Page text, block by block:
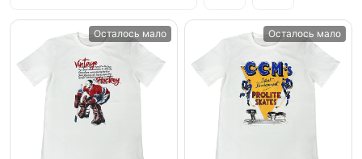
Осталось мало Осталось мало